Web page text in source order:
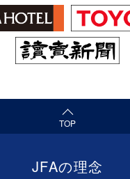
TOP
JFAの理念